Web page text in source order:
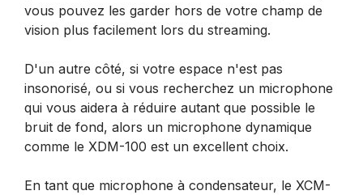
vous pouvez les garder hors de votre champ de
vision plus facilement lors du streaming.
D'un autre côté, si votre espace n'est pas
insonorisé, ou si vous recherchez un microphone
qui vous aidera à réduire autant que possible le
bruit de fond, alors un microphone dynamique
comme le XDM-100 est un excellent choix.
En tant que microphone à condensateur, le XCM-